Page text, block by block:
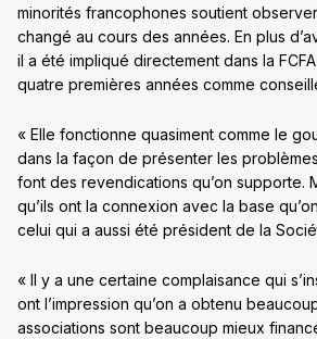
minorités francophones soutient
changé au cours des années. En plus
il a été impliqué directement dans la
quatre premières années comme
« Elle fonctionne quasiment comme le
dans la façon de présenter les problèmes
font des revendications qu’on supporte.
qu’ils ont la connexion avec la base
celui qui a aussi été président de la
« Il y a une certaine complaisance qui
ont l’impression qu’on a obtenu
associations sont beaucoup mieux